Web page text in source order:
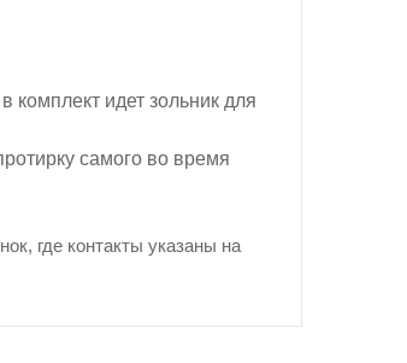
комплект идет зольник для
самого во время
где контакты указаны на